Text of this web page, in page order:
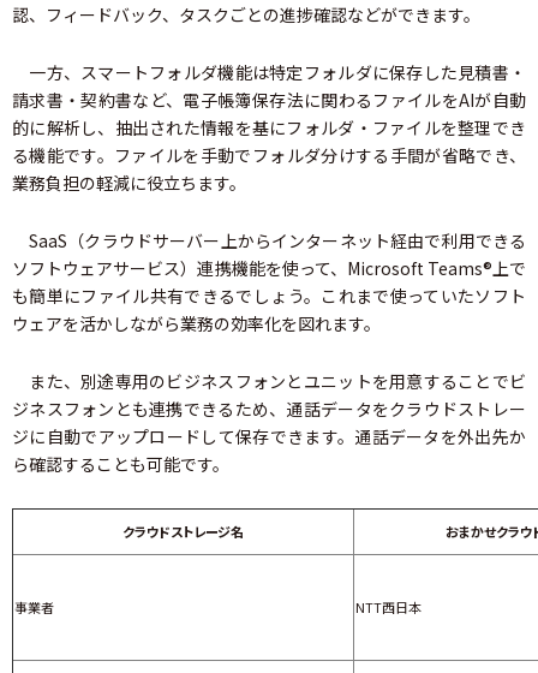
認、フィードバック、タスクごとの進捗確認などができます。
一方、スマートフォルダ機能は特定フォルダに保存した見積書・
請求書・契約書など、電子帳簿保存法に関わるファイルをAIが自動
的に解析し、抽出された情報を基にフォルダ・ファイルを整理でき
る機能です。ファイルを手動でフォルダ分けする手間が省略でき、
業務負担の軽減に役立ちます。
SaaS（クラウドサーバー上からインターネット経由で利用できる
ソフトウェアサービス）連携機能を使って、Microsoft Teams®上で
も簡単にファイル共有できるでしょう。これまで使っていたソフト
ウェアを活かしながら業務の効率化を図れます。
また、別途専用のビジネスフォンとユニットを用意することでビ
ジネスフォンとも連携できるため、通話データをクラウドストレー
ジに自動でアップロードして保存できます。通話データを外出先か
ら確認することも可能です。
クラウドストレージ名 おまかせクラウ
事業者 NTT西日本